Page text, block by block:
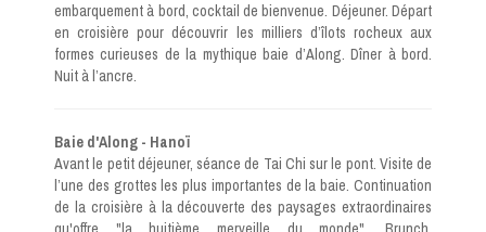
embarquement à bord, cocktail de bienvenue. Déjeuner. Départ
en croisière pour découvrir les milliers d’îlots rocheux aux
formes curieuses de la mythique baie d’Along. Dîner à bord.
Nuit à l’ancre.
Baie d'Along - Hanoï
Avant le petit déjeuner, séance de Tai Chi sur le pont. Visite de
l’une des grottes les plus importantes de la baie. Continuation
de la croisière à la découverte des paysages extraordinaires